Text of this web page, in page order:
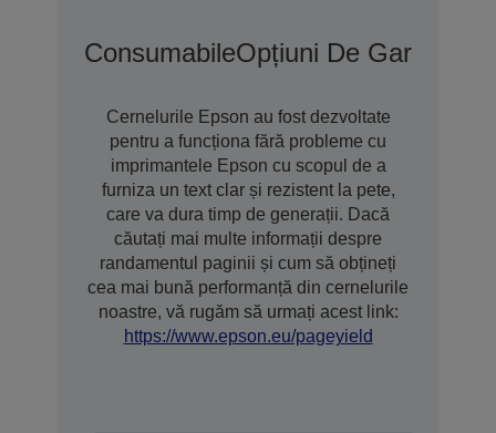
ConsumabileOpțiuni De Garanție
Cernelurile Epson au fost dezvoltate
pentru a funcționa fără probleme cu
imprimantele Epson cu scopul de a
furniza un text clar și rezistent la pete,
care va dura timp de generații. Dacă
căutați mai multe informații despre
randamentul paginii și cum să obțineți
cea mai bună performanță din cernelurile
noastre, vă rugăm să urmați acest link:
https://www.epson.eu/pageyield